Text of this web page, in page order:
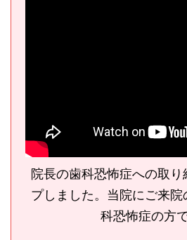
院長の歯科恐怖症への取り
プしました。当院にご来
科恐怖症の方で